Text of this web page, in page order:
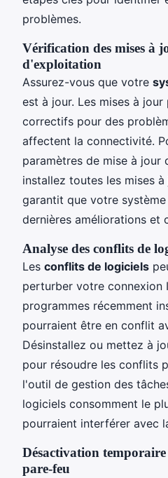
problèmes.
Vérification des mises à
d'exploitation
Assurez-vous que votre
est à jour. Les mises à
correctifs pour des
affectent la connectivité.
paramètres de mise à jour
installez toutes les mises
garantit que votre
dernières améliorations et
Analyse des conflits de
Les conflits de logiciels
perturber votre connexion
programmes récemment
pourraient être en conflit
Désinstallez ou mettez à
pour résoudre les conflits
l'outil de gestion des
logiciels consomment le
pourraient interférer avec
Désactivation
pare-feu